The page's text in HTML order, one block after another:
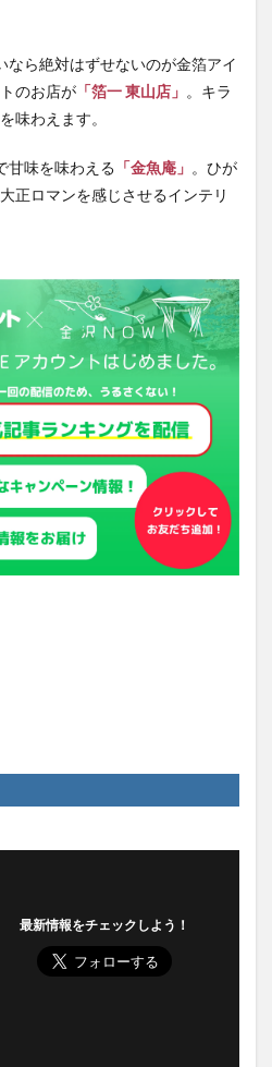
なら絶対はずせないのが金箔アイ
のお店が 「箔一 東山店」 。キラ
味わえます。
甘味を味わえる 「金魚庵」 。ひが
正ロマンを感じさせるインテリ
最新情報をチェックしよう！